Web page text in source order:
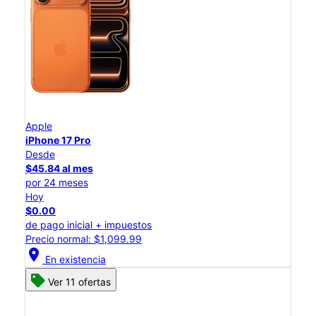
Apple
iPhone 17 Pro
Desde
$45.84 al mes
por 24 meses
Hoy
$0.00
de pago inicial + impuestos
Precio normal: $1,099.99
location_on En existencia
Ver 11 ofertas